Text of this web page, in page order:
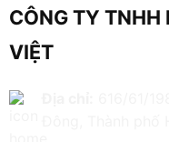
CÔNG TY TNHH
VIỆT